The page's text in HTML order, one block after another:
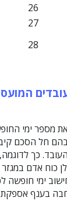
26
27
28
מספר ימי
חל הסכם
כך
כוח אדם במגזר
ימי חופשה
בענף אספקת